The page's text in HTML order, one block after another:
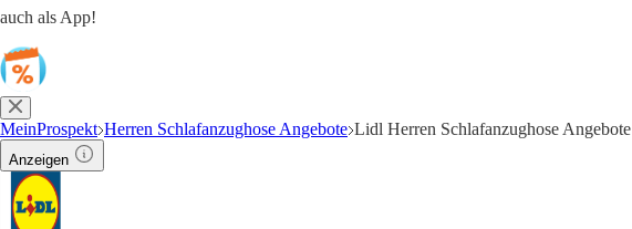
auch als App!
MeinProspekt Herren Schlafanzughose Angebote Lidl Herren Schlafanzughose Angebote
Anzeigen